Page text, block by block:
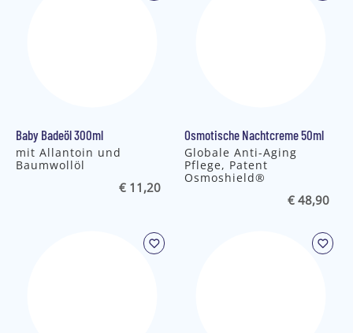
Baby Badeöl 300ml
mit Allantoin und
Baumwollöl
€ 11,20
Osmotische Nachtcreme 50ml
Globale Anti-Aging
Pflege, Patent
Osmoshield®
€ 48,90